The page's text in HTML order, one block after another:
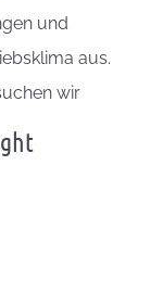
und
aus.
wir